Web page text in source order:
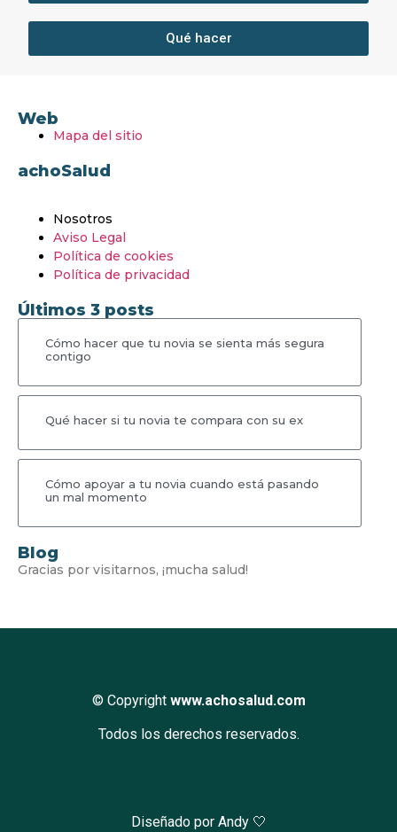
Qué hacer
Web
Mapa del sitio
achoSalud
Nosotros
Aviso Legal
Política de cookies
Política de privacidad
Últimos 3 posts
Cómo hacer que tu novia se sienta más segura
contigo
Qué hacer si tu novia te compara con su ex
Cómo apoyar a tu novia cuando está pasando
un mal momento
Blog
Gracias por visitarnos, ¡mucha salud!
© Copyright www.achosalud.com
Todos los derechos reservados.
Diseñado por Andy 🤍